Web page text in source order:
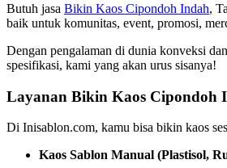
Butuh jasa Bikin Kaos Cipondoh Indah,
baik untuk komunitas, event, promosi,
Dengan pengalaman di dunia konveksi
spesifikasi, kami yang akan urus sisanya!
Layanan Bikin Kaos Cipondoh
Di Inisablon.com, kamu bisa bikin kaos
Kaos Sablon Manual (Plastisol,